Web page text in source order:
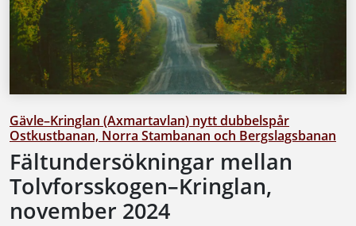
Gävle–Kringlan (Axmartavlan) nytt dubbelspår
Ostkustbanan, Norra Stambanan och Bergslagsbanan
Fältundersökningar mellan
Tolvforsskogen–Kringlan,
november 2024